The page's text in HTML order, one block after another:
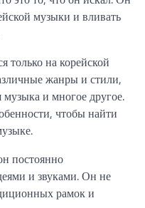
музыки и вливать
только на корейской
жанры и стили,
музыка и многое другое.
чтобы найти
постоянно
и звуками. Он не
рамок и